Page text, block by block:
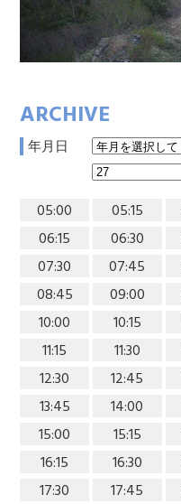
ARCHIVE
年月日
05:00 05:15
06:15
06:30
07:30
07:45
08:45
09:00
10:00
10:15
11:15
11:30
12:30
12:45
13:45
14:00
15:00
15:15
16:15
16:30
17:30
17:45